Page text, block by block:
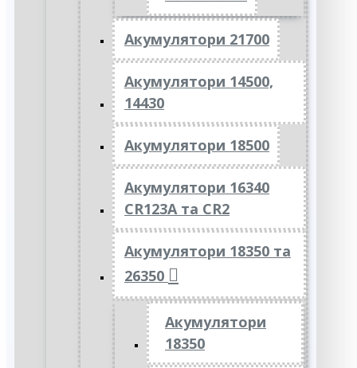
Акумулятори 21700
Акумулятори 14500,
14430
Акумулятори 18500
Акумулятори 16340
CR123A та CR2
Акумулятори 18350 та
26350
Акумулятори
18350